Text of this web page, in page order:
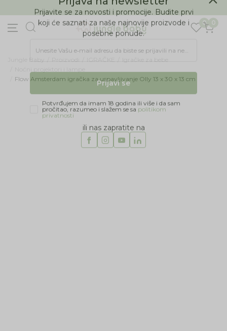
BESPLATNA ISPORUKA Paketa preko 4.000 RSD
0 0
Jungle Baby Proizvodi IGRAČKE
Igračke za bebe
Flow Amsterdam igračka za uspavljivanje Olly 13 x 30 x 13 cm
Prijava na newsletter
Prijavite se za novosti i promocije. Budite prvi
koji će saznati za naše najnovije proizvode i
posebne ponude.
Potvrđujem da imam 18 godina ili više i da sam
pročitao, razumeo i slažem se sa
ili nas zapratite na